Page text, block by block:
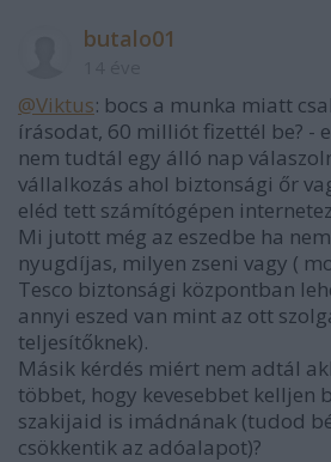
butalo01
@Viktus: bocs a munka miatt
írásodat, 60 milliót fizettél be? -
nem tudtál egy álló nap
vállalkozás ahol biztonsági őr
eléd tett számítógépen
Mi jutott még az eszedbe ha
nyugdíjas, milyen zseni vagy (
Tesco biztonsági központban
annyi eszed van mint az ott
teljesítőknek).
Másik kérdés miért nem adtál
többet, hogy kevesebbet kelljen
szakijaid is imádnának (tudod
csökkentik az adóalapot)?